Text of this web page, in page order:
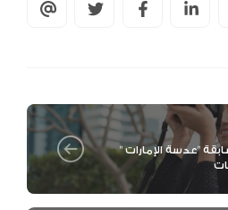
"عدسة الإمارات "